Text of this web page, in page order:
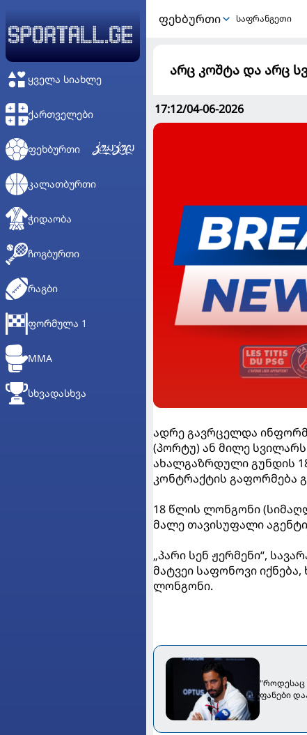
ᲧᲕᲔᲚᲐ ᲡᲘᲐᲮᲚᲔ
ᲥᲐᲠᲗᲕᲔᲚᲔᲑᲘ
ᲤᲔᲮᲑᲣᲠᲗᲘ
ᲙᲐᲚᲐᲗᲑᲣᲠᲗᲘ
ᲭᲘᲓᲐᲝᲑᲐ
ᲩᲝᲒᲑᲣᲠᲗᲘ
ᲠᲐᲒᲑᲘ
ᲤᲝᲠᲛᲣᲚᲐ 1
MMA
ᲡᲮᲕᲐᲓᲐᲡᲮᲕᲐ
ᲤᲔᲮᲑᲣᲠᲗᲘ საფრანგეთი
არც კოშტა და არც
17:12/04-06-2026
ადრე გავრცელდა
(პორტუ) ან მილე
ახალგაზრდული გუნდის
კონტრაქტის გაფორმება
18 წლის ლონგონი
მალე თავისუფალი
„პარი სენ ჟერმენი“,
მატვეი საფონოვი
ლონგონი.
"როდესაც
ფანები